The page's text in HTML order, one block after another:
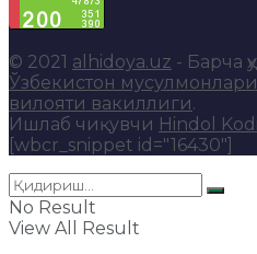
© 2021 alhidoya.uz - Барча
Ўзбекистон
вилояти вакиллиги.
Ишлаб чиқувчи Hindol
[wbcr_snippet id="16430"]
No Result
View All Result